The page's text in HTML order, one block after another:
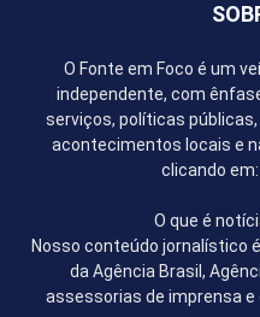
O Fonte em Foco é um
independente, com
serviços, políticas
acontecimentos locais e
clicando
O que é
Nosso conteúdo jornalístico
da Agência Brasil,
assessorias de imprensa